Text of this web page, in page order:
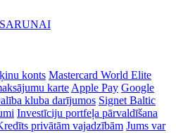
konts Mastercard World Elite
karte Apple Pay Google
kluba darījumos Signet Baltic
Investīciju portfeļa pārvaldīšana
privātām vajadzībām Jums var